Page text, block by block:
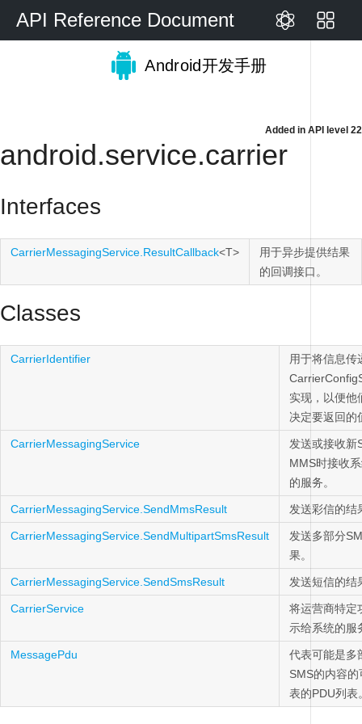
API Reference Document
Android开发手册
Added in API level 22
android.service.carrier
Interfaces
CarrierMessagingService.ResultCallback<T>
用于异步提供结果
的回调接口。
Classes
CarrierIdentifier
用于将信息传
实现，以便他
决定要返回的
CarrierMessagingService
发送或接收新
MMS时接收
的服务。
CarrierMessagingService.SendMmsResult 发送彩信的结
CarrierMessagingService.SendMultipartSmsResult
发送多部分
果。
CarrierMessagingService.SendSmsResult 发送短信的结
CarrierService
将运营商特定
示给系统的服
MessagePdu
代表可能是多
SMS的内容的
表的PDU列表